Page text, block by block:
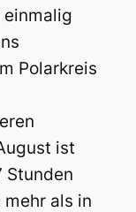
einmalig
Polarkreis
ist
Stunden
als in